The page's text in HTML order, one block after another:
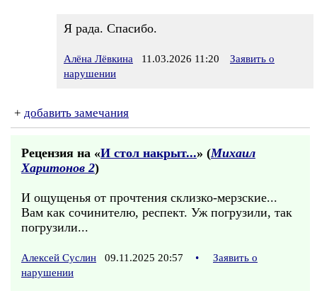
Я рада. Спасибо.
Алёна Лёвкина 11.03.2026 11:20
Заявить о
нарушении
+ добавить замечания
Рецензия на «И стол накрыт...» (Михаил
Харитонов 2)
И ощущенья от прочтения склизко-мерзские...
Вам как сочинителю, респект. Уж погрузили, так
погрузили...
Алексей Суслин 09.11.2025 20:57 •
Заявить о
нарушении